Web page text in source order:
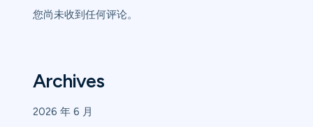
您尚未收到任何评论。
Archives
2026 年 6 月